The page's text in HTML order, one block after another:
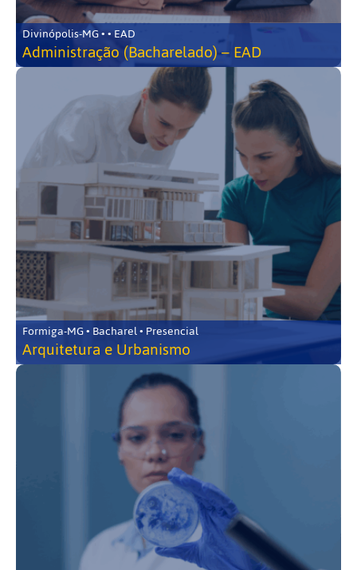
Divinópolis-MG • • EAD
Administração (Bacharelado) – EAD
Formiga-MG • Bacharel • Presencial
Arquitetura e Urbanismo